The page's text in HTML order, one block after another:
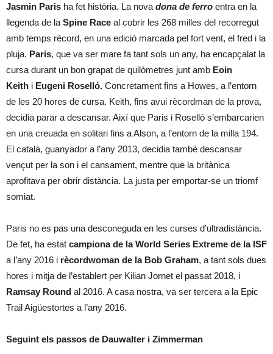
Jasmin Paris ha fet història. La nova dona de ferro entra en la
llegenda de la Spine Race al cobrir les 268 milles del recorregut
amb temps rècord, en una edició marcada pel fort vent, el fred i la
pluja. Paris, que va ser mare fa tant sols un any, ha encapçalat la
cursa durant un bon grapat de quilòmetres junt amb Eoin
Keith i Eugeni Roselló. Concretament fins a Howes, a l’entorn
de les 20 hores de cursa. Keith, fins avui rècordman de la prova,
decidia parar a descansar. Així que Paris i Roselló s’embarcarien
en una creuada en solitari fins a Alson, a l’entorn de la milla 194.
El català, guanyador a l’any 2013, decidia també descansar
vençut per la son i el cansament, mentre que la britànica
aprofitava per obrir distància. La justa per emportar-se un triomf
somiat.
Paris no es pas una desconeguda en les curses d’ultradistància.
De fet, ha estat campiona de la World Series Extreme de la ISF
a l’any 2016 i rècordwoman de la Bob Graham, a tant sols dues
hores i mitja de l’establert per Kilian Jornet el passat 2018, i
Ramsay Round al 2016. A casa nostra, va ser tercera a la Epic
Trail Aigüestortes a l’any 2016.
Seguint els passos de Dauwalter i Zimmerman